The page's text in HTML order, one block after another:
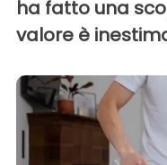
ha fatto una
valore è